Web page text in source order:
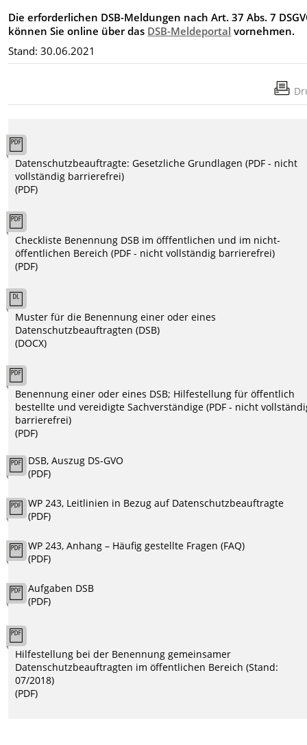
Die erforderlichen DSB-Meldungen nach Art. 37 Abs. 7
können Sie online über das DSB-Meldeportal vornehmen.
Stand: 30.06.2021
Datenschutzbeauftragte: Gesetzliche Grundlagen (PDF - nicht
vollständig barrierefrei)
(PDF)
Checkliste Benennung DSB im öfffentlichen und im nicht-
öffentlichen Bereich (PDF - nicht vollständig barrierefrei)
(PDF)
Muster für die Benennung einer oder eines
Datenschutzbeauftragten (DSB)
(DOCX)
Benennung einer oder eines DSB; Hilfestellung für öffentlich
bestellte und vereidigte Sachverständige (PDF - nicht
barrierefrei)
(PDF)
DSB, Auszug DS-GVO
(PDF)
WP 243, Leitlinien in Bezug auf Datenschutzbeauftragte
(PDF)
WP 243, Anhang – Häufig gestellte Fragen (FAQ)
(PDF)
Aufgaben DSB
(PDF)
Hilfestellung bei der Benennung gemeinsamer
Datenschutzbeauftragten im öffentlichen Bereich (Stand:
07/2018)
(PDF)